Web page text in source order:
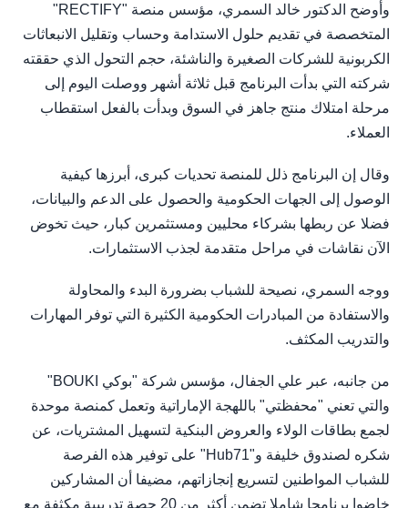
وأوضح الدكتور خالد السمري، مؤسس منصة "RECTIFY"
المتخصصة في تقديم حلول الاستدامة وحساب وتقليل الانبعاثات
الكربونية للشركات الصغيرة والناشئة، حجم التحول الذي حققته
شركته التي بدأت البرنامج قبل ثلاثة أشهر ووصلت اليوم إلى
مرحلة امتلاك منتج جاهز في السوق وبدأت بالفعل استقطاب
العملاء.
وقال إن البرنامج ذلل للمنصة تحديات كبرى، أبرزها كيفية
الوصول إلى الجهات الحكومية والحصول على الدعم والبيانات،
فضلا عن ربطها بشركاء محليين ومستثمرين كبار، حيث تخوض
الآن نقاشات في مراحل متقدمة لجذب الاستثمارات.
ووجه السمري، نصيحة للشباب بضرورة البدء والمحاولة
والاستفادة من المبادرات الحكومية الكثيرة التي توفر المهارات
والتدريب المكثف.
من جانبه، عبر علي الجفال، مؤسس شركة "بوكي BOUKI"
والتي تعني "محفظتي" باللهجة الإماراتية وتعمل كمنصة موحدة
لجمع بطاقات الولاء والعروض البنكية لتسهيل المشتريات، عن
شكره لصندوق خليفة و"Hub71" على توفير هذه الفرصة
للشباب المواطنين لتسريع إنجازاتهم، مضيفا أن المشاركين
خاضوا برنامجا شاملا تضمن أكثر من 20 حصة تدريبية مكثفة مع